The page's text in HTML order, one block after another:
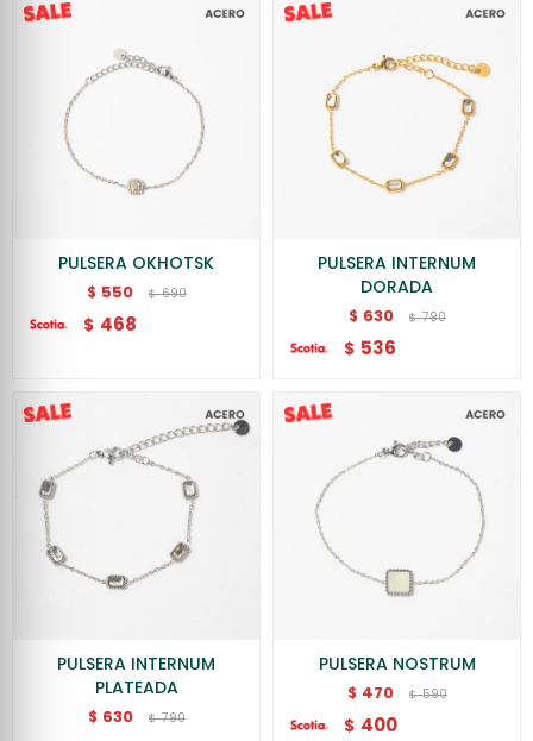
PULSERA OKHOTSK
$ 550 $ 690
$ 468
PULSERA INTERNUM
DORADA
$ 630 $ 790
$ 536
PULSERA INTERNUM
PLATEADA
$ 630 $ 790
PULSERA NOSTRUM
$ 470 $ 590
$ 400